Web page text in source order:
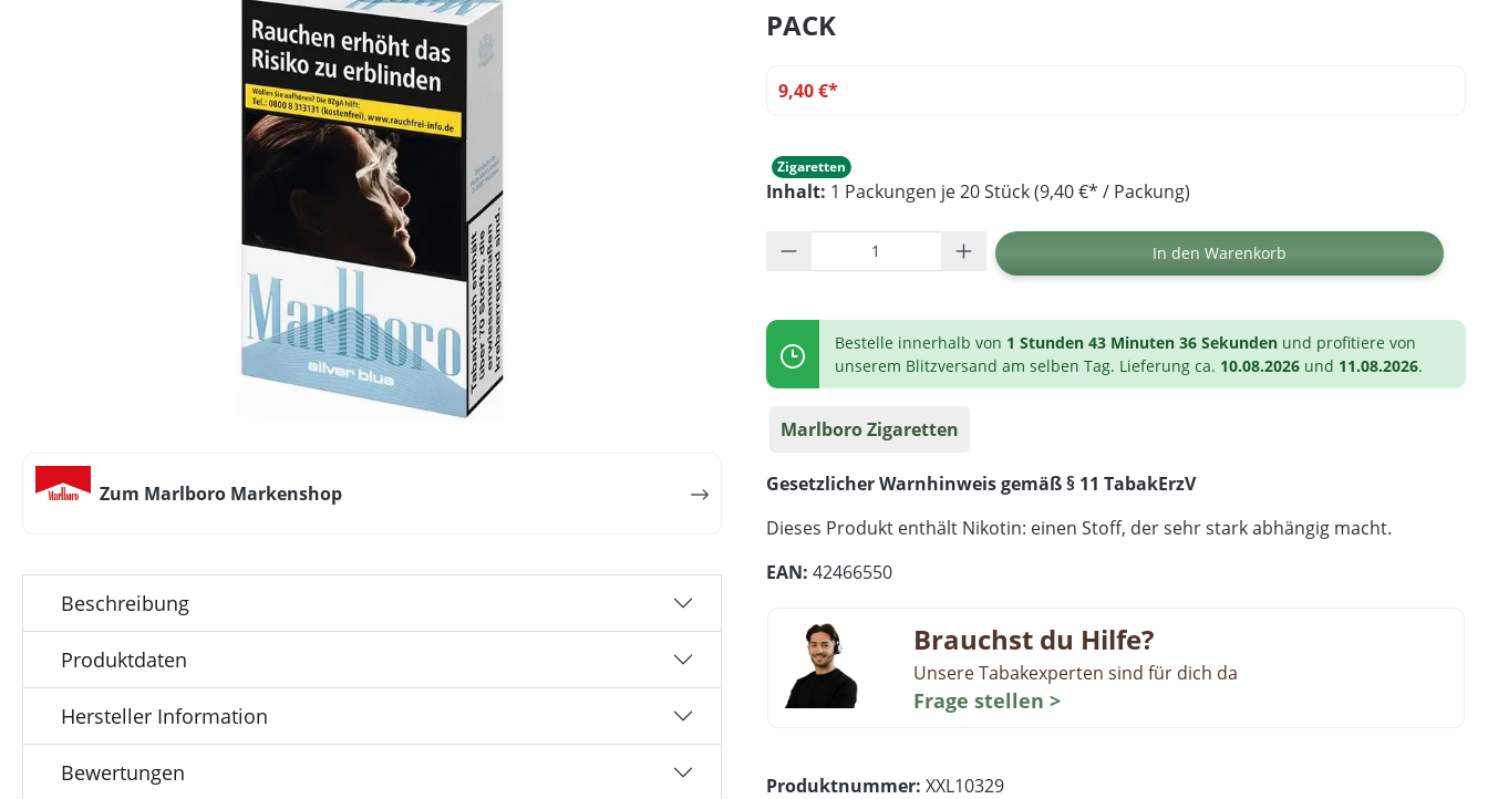
Zum Marlboro Markenshop
Beschreibung
Produktdaten
Hersteller Information
Bewertungen
PACK
9,40 €*
Zigaretten
Inhalt: 1 Packungen je 20 Stück (9,40 €* / Packung)
Produkt Anzahl: Gib den gewünschten Wert ein oder
In den Warenkorb
Bestelle innerhalb von 1 Stunden 43 Minuten 36 Sekunden und profitiere von
unserem Blitzversand am selben Tag. Lieferung ca. 10.08.2026 und 11.08.2026.
Marlboro Zigaretten
Gesetzlicher Warnhinweis gemäß § 11 TabakErzV
Dieses Produkt enthält Nikotin: einen Stoff, der sehr stark abhängig macht.
EAN: 42466550
Brauchst du Hilfe?
Unsere Tabakexperten sind für dich da
Frage stellen >
Produktnummer: XXL10329